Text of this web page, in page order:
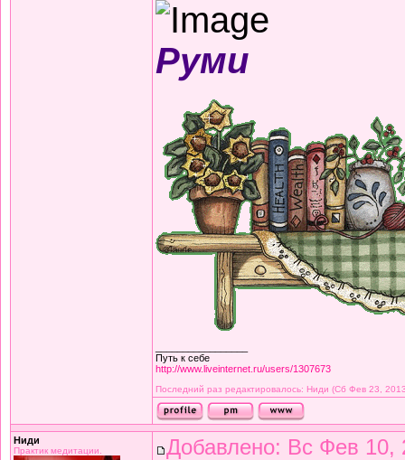
Руми
Путь к себе
http://www.liveinternet.ru/users/1307673
Последний раз редактировалось: Ниди (Сб Фев 23,
Ниди
Практик медитации. Добавлено: Вс Фев 10,